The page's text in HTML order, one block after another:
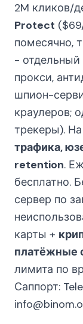
2M кликов/
Protect
помесячно,
- отдельный
прокси,
шпион-
краулеров;
трекеры).
трафика,
retention.
бесплатно.
сервер по
карты +
платёжные
лимита по
Саппорт: